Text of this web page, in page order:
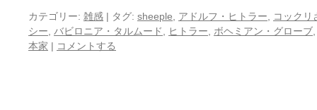
カテゴリー: 雑感 | タグ: sheeple アドルフ・ヒトラー
コックリ
シー バビロニア・タルムード ヒトラー ボヘミアン・グローブ
本家 | コメントする